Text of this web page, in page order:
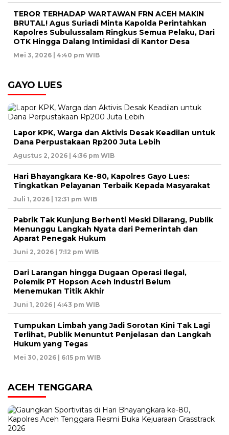
TEROR TERHADAP WARTAWAN FRN ACEH MAKIN
BRUTAL! Agus Suriadi Minta Kapolda Perintahkan
Kapolres Subulussalam Ringkus Semua Pelaku, Dari
OTK Hingga Dalang Intimidasi di Kantor Desa
Mei 3, 2026 | 4:40 pm WIB
GAYO LUES
Lapor KPK, Warga dan Aktivis Desak Keadilan untuk
Dana Perpustakaan Rp200 Juta Lebih
Agustus 2, 2026 | 4:36 pm WIB
Hari Bhayangkara Ke-80, Kapolres Gayo Lues:
Tingkatkan Pelayanan Terbaik Kepada Masyarakat
Juli 1, 2026 | 12:31 pm WIB
Pabrik Tak Kunjung Berhenti Meski Dilarang, Publik
Menunggu Langkah Nyata dari Pemerintah dan
Aparat Penegak Hukum
Juni 2, 2026 | 7:12 pm WIB
Dari Larangan hingga Dugaan Operasi Ilegal,
Polemik PT Hopson Aceh Industri Belum
Menemukan Titik Akhir
Juni 1, 2026 | 4:43 pm WIB
Tumpukan Limbah yang Jadi Sorotan Kini Tak Lagi
Terlihat, Publik Menuntut Penjelasan dan Langkah
Hukum yang Tegas
Mei 30, 2026 | 6:15 pm WIB
ACEH TENGGARA